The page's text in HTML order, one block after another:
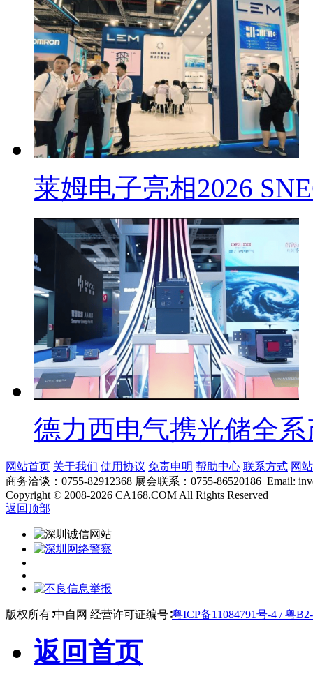
莱姆电子亮相2026
德力西电气携光储全系
网站首页 关于我们 使用协议 免责申明 帮助中心 联系方式 网
商务洽谈：0755-82912368 展会联系：0755-86520186 Email:
Copyright © 2008-2026 CA168.COM All Rights Reserved
返回顶部
版权所有∶中自网 经营许可证编号∶粤ICP备11084791号-4 / 粤
返回首页